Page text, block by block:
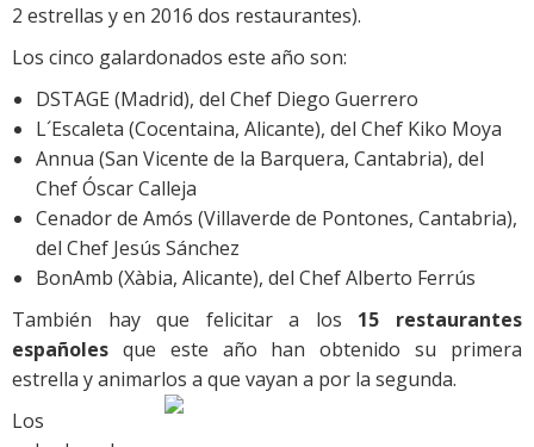
2 estrellas y en 2016 dos restaurantes).
Los cinco galardonados este año son:
DSTAGE (Madrid), del Chef Diego Guerrero
L´Escaleta (Cocentaina, Alicante), del Chef Kiko Moya
Annua (San Vicente de la Barquera, Cantabria), del
Chef Óscar Calleja
Cenador de Amós (Villaverde de Pontones, Cantabria),
del Chef Jesús Sánchez
BonAmb (Xàbia, Alicante), del Chef Alberto Ferrús
También hay que felicitar a los 15 restaurantes
españoles que este año han obtenido su primera
estrella y animarlos a que vayan a por la segunda.
Los